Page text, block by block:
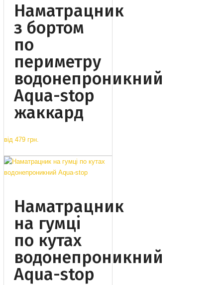
Наматрацник
з бортом
по
периметру
водонепроникний
Aqua-stop
жаккард
від 479 грн.
Наматрацник
на гумці
по кутах
водонепроникний
Aqua-stop